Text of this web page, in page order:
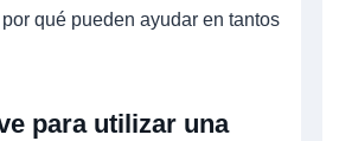
qué pueden ayudar en tantos
para utilizar una